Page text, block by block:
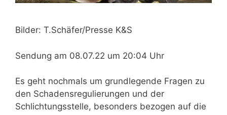
Bilder: T.Schäfer/Presse K&S
Sendung am 08.07.22 um 20:04 Uhr
Es geht nochmals um grundlegende Fragen zu
den Schadensregulierungen und der
Schlichtungsstelle, besonders bezogen auf die